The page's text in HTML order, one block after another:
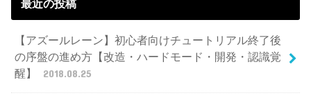
最近の投稿
【アズールレーン】初心者向けチュートリアル終了後
の序盤の進め方【改造・ハードモード・開発・認識覚
醒】
2018.08.25